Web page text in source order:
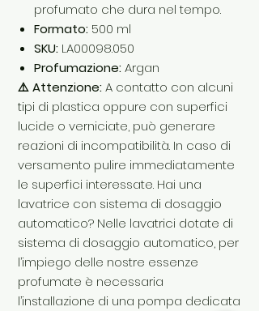
profumato che dura nel tempo.
Formato: 500 ml
SKU: LA00098.050
Profumazione:Argan
⚠️ Attenzione:A contatto con alcuni
tipi di plastica oppure con superfici
lucide o verniciate, può generare
reazioni di incompatibilità. In caso di
versamento pulire immediatamente
le superfici interessate. Hai una
lavatrice con sistema di dosaggio
automatico? Nelle lavatrici dotate di
sistema di dosaggio automatico, per
l’impiego delle nostre essenze
profumate è necessaria
l’installazione di una pompa dedicata